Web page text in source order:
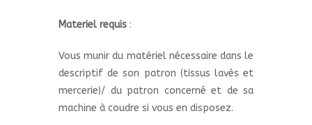
Materiel requis :
Vous munir du matériel nécessaire dans le
descriptif de son patron (tissus lavés et
mercerie)/ du patron concerné et de sa
machine à coudre si vous en disposez.